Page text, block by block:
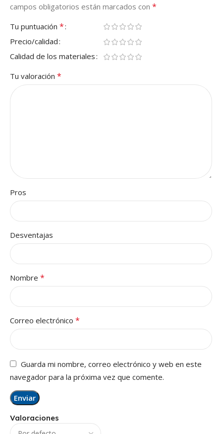
Valoraciones
campos obligatorios están marcados con *
Tu puntuación *
Precio/calidad
Calidad de los materiales
Tu valoración *
Pros
Desventajas
Nombre *
Correo electrónico *
Guarda mi nombre, correo electrónico y web en este
navegador para la próxima vez que comente.